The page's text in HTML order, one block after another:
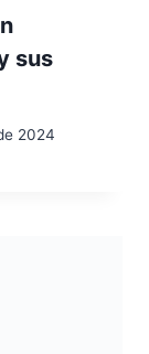
sus
2024